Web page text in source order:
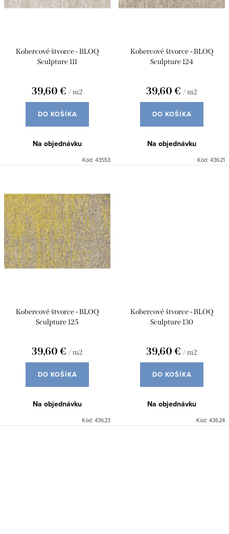
o
Kobercové štvorce - BLOQ
Sculpture 111
39,60 € / m2
DO KOŠÍKA
Na objednávku
Kód: 43553
Kobercové štvorce - BLOQ
Sculpture 124
39,60 € / m2
DO KOŠÍKA
Na objednávku
Kód: 43621
Kobercové štvorce - BLOQ
Sculpture 125
39,60 € / m2
DO KOŠÍKA
Na objednávku
Kód: 43623
Kobercové štvorce - BLOQ
Sculpture 130
39,60 € / m2
DO KOŠÍKA
Na objednávku
Kód: 43624